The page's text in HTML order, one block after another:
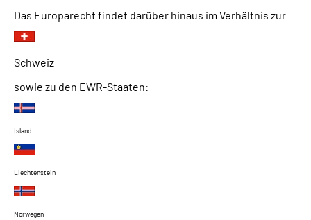
Das Europarecht findet darüber hinaus im Verhältnis zur
Schweiz
sowie zu den EWR-Staaten:
Island
Liechtenstein
Norwegen